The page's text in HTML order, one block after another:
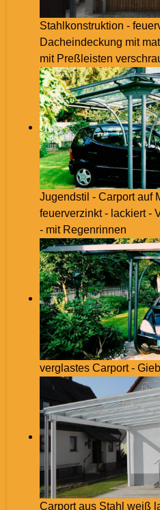
Stahlkonstruktion -
Dacheindeckung mit
mit Preßleisten
Jugendstil - Carport auf
feuerverzinkt - lackiert -
- mit Regenrinnen
verglastes Carport -
Carport aus Stahl weiß